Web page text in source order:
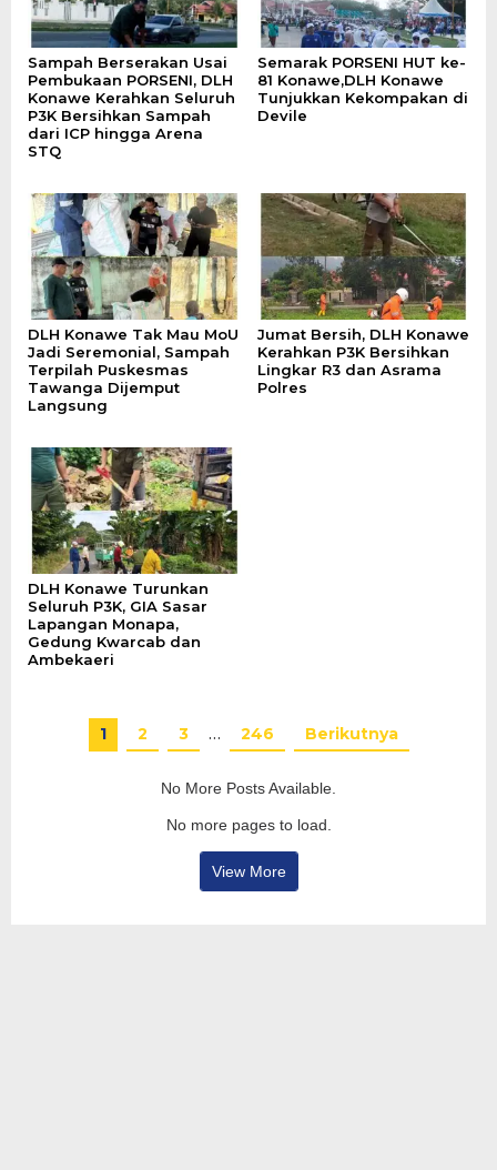
Sampah Berserakan Usai
Pembukaan PORSENI, DLH
Konawe Kerahkan Seluruh
P3K Bersihkan Sampah
dari ICP hingga Arena
STQ
Semarak PORSENI HUT ke-
81 Konawe,DLH Konawe
Tunjukkan Kekompakan di
Devile
DLH Konawe Tak Mau MoU
Jadi Seremonial, Sampah
Terpilah Puskesmas
Tawanga Dijemput
Langsung
Jumat Bersih, DLH Konawe
Kerahkan P3K Bersihkan
Lingkar R3 dan Asrama
Polres
DLH Konawe Turunkan
Seluruh P3K, GIA Sasar
Lapangan Monapa,
Gedung Kwarcab dan
Ambekaeri
1 2 3 … 246 Berikutnya
No More Posts Available.
No more pages to load.
View More